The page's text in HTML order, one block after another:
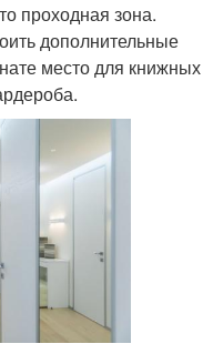
проходная зона.
дополнительные
место для книжных